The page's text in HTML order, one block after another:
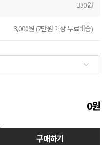
330원
3,000원 (7만원 이상 무료배송)
0원
구매하기